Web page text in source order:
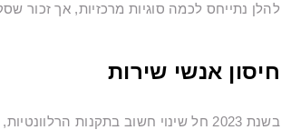
להלן נתייחס לכמה סוגיות מרכזיות, אך זכור
חיסון אנשי שירות
בשנת 2023 חל שינוי חשוב בתקנות הרלוונטיות, לפיו: